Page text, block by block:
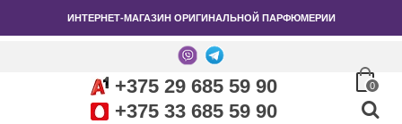
ИНТЕРНЕТ-МАГАЗИН ОРИГИНАЛЬНОЙ ПАРФЮМЕРИИ
+375 29 685 59 90
+375 33 685 59 90
0